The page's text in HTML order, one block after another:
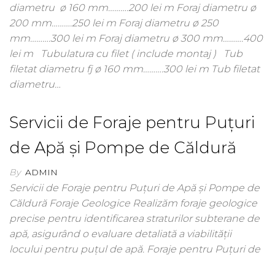
diametru ø 160 mm……….200 lei m Foraj diametru ø
200 mm……….250 lei m Foraj diametru ø 250
mm……….300 lei m Foraj diametru ø 300 mm……….400
lei m Tubulatura cu filet ( include montaj ) Tub
filetat diametru fj ø 160 mm……….300 lei m Tub filetat
diametru…
Servicii de Foraje pentru Puțuri
de Apă și Pompe de Căldură
By ADMIN
Servicii de Foraje pentru Puțuri de Apă și Pompe de
Căldură Foraje Geologice Realizăm foraje geologice
precise pentru identificarea straturilor subterane de
apă, asigurând o evaluare detaliată a viabilității
locului pentru puțul de apă. Foraje pentru Puțuri de